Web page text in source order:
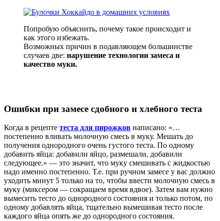
Попробую объяснить, почему такое происходит и
как этого избежать.
Возможных причин в подавляющем большинстве
случаев две: нарушение технологии замеса и
качество муки.
Ошибки при замесе сдобного и хлебного теста
Когда в рецепте теста для пирожков написано: «…
постепенно вливать молочную смесь в муку. Мешать до
получения однородного очень густого теста. По одному
добавить яйца: добавили яйцо, размешали, добавили
следующее.» — это значит, что муку смешивать с жидкостью
надо именно постепенно. Т.е. при ручном замесе у вас должно
уходить минут 5 только на то, чтобы ввести молочную смесь в
муку (миксером — сокращаем время вдвое). Затем вам нужно
вымесить тесто до однородного состояния и только потом, по
одному добавлять яйца, тщательно вымешивая тесто после
каждого яйца опять же до однородного состояния.